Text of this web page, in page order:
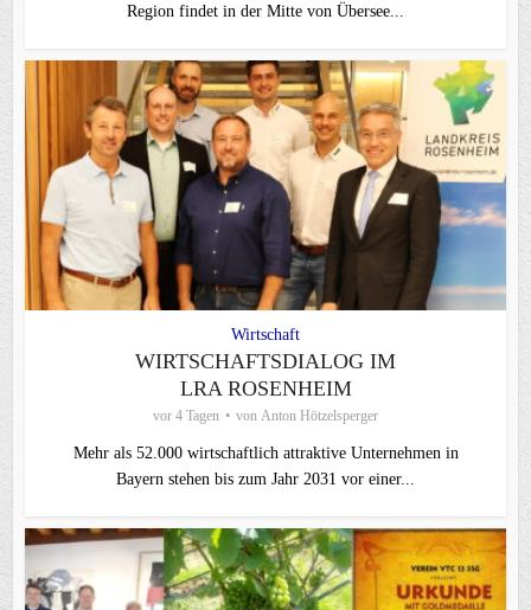
Region findet in der Mitte von Übersee...
Wirtschaft
WIRTSCHAFTSDIALOG IM
LRA ROSENHEIM
vor 4 Tagen von Anton Hötzelsperger
Mehr als 52.000 wirtschaftlich attraktive Unternehmen in
Bayern stehen bis zum Jahr 2031 vor einer...